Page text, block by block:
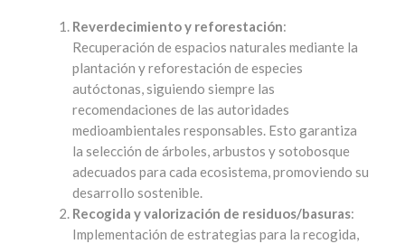
Reverdecimiento y reforestación:
Recuperación de espacios naturales mediante la
plantación y reforestación de especies
autóctonas, siguiendo siempre las
recomendaciones de las autoridades
medioambientales responsables. Esto garantiza
la selección de árboles, arbustos y sotobosque
adecuados para cada ecosistema, promoviendo su
desarrollo sostenible.
Recogida y valorización de residuos/basuras:
Implementación de estrategias para la recogida,